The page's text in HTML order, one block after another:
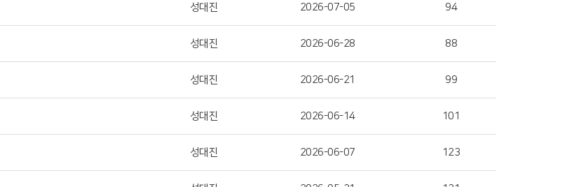
성대진 2026-07-05 94
성대진 2026-06-28 88
성대진 2026-06-21 99
성대진 2026-06-14 101
성대진 2026-06-07 123